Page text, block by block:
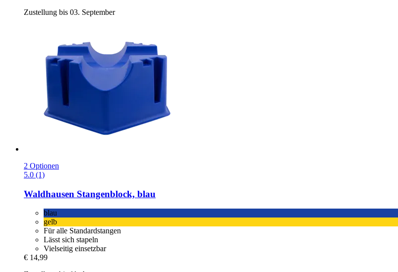
Zustellung bis 03. September
2 Optionen
5.0 (1)
Waldhausen Stangenblock, blau
blau
gelb
Für alle Standardstangen
Lässt sich stapeln
Vielseitig einsetzbar
€ 14,99